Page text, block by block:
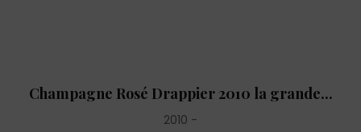
Champagne Rosé Drappier 2010 la grande...
2010